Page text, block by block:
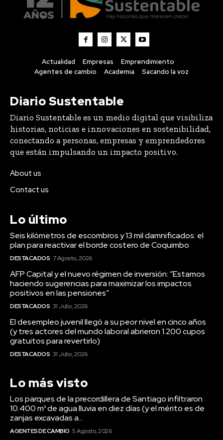
Actualidad Empresas
Emprendimiento
Agentes de cambio
Academia Sacando la voz
Diario Sustentable
Diario Sustentable es un medio digital que visibiliza
historias, noticias e innovaciones en sostenibilidad,
conectando a personas, empresas y emprendedores
que están impulsando un impacto positivo.
About us
Contact us
Lo último
Seis kilómetros de escombros y 13 mil damnificados: el
plan para reactivar el borde costero de Coquimbo
DESTACADOS 7 Agosto, 2026
AFP Capital y el nuevo régimen de inversión: “Estamos
haciendo sugerencias para maximizar los impactos
positivos en las pensiones”
DESTACADOS 31 Julio, 2026
El desempleo juvenil llegó a su peor nivel en cinco años
(y tres actores del mundo laboral abrieron 1.200 cupos
gratuitos para revertirlo)
DESTACADOS 31 Julio, 2026
Lo más visto
Los parques de la precordillera de Santiago infiltraron
10.400 m³ de agua lluvia en diez días (y el mérito es de
zanjas excavadas a...
AGENTES DE CAMBIO 5 Agosto, 2026